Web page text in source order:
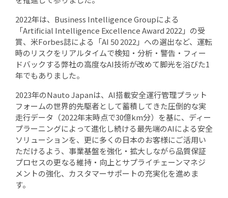
2022年は、Business Intelligence Groupによる
「Artificial Intelligence Excellence Award 2022」の受
賞、米Forbes誌による「AI 50 2022」への選出など、運転
時のリスクをリアルタイムで検知・分析・警告・フィー
ドバックする弊社の高度なAI技術が改めて脚光を浴びた1
年でもありました。
2023年のNauto Japanは、AI搭載安全運行管理プラット
フォームの世界的先駆者として蓄積してきた圧倒的な実
走行データ（2022年末時点で30億km分）を基に、ディー
プラーニングによって進化し続ける最先端のAIによる安全
ソリューションを、更に多くの日本のお客様にご活用い
ただけるよう、事業基盤を強化・拡大しながら品質保証
プロセスの更なる維持・向上とサプライチェーンマネジ
メントの強化、カスタマーサポートの充実化を進めま
す。